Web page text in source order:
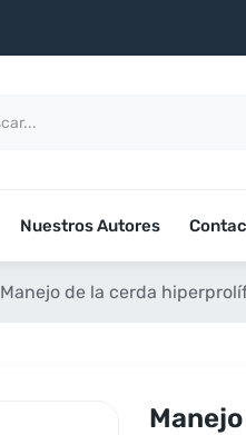
Nuestros Autores
Manejo de la cerda